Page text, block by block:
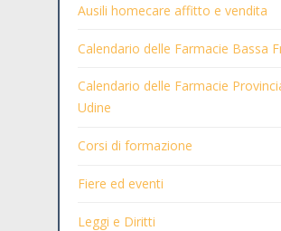
Ausili homecare affitto e vendita
Calendario delle Farmacie Bassa
Calendario delle Farmacie
Udine
Corsi di formazione
Fiere ed eventi
Leggi e Diritti